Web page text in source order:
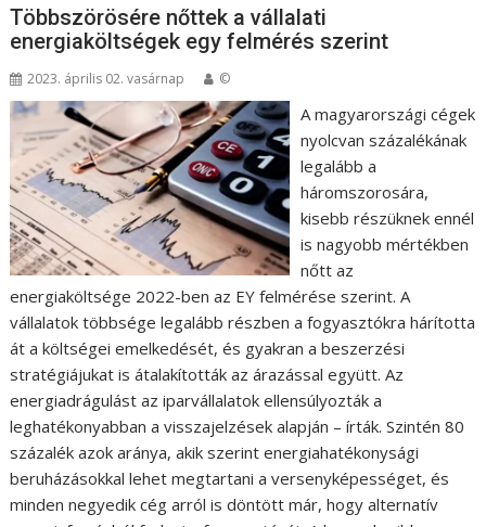
Többszörösére nőttek a vállalati
energiaköltségek egy felmérés szerint
2023. április 02. vasárnap ©
A magyarországi cégek
nyolcvan százalékának
legalább a
háromszorosára,
kisebb részüknek ennél
is nagyobb mértékben
nőtt az
energiaköltsége 2022-ben az EY felmérése szerint. A
vállalatok többsége legalább részben a fogyasztókra hárította
át a költségei emelkedését, és gyakran a beszerzési
stratégiájukat is átalakították az árazással együtt. Az
energiadrágulást az iparvállalatok ellensúlyozták a
leghatékonyabban a visszajelzések alapján – írták. Szintén 80
százalék azok aránya, akik szerint energiahatékonysági
beruházásokkal lehet megtartani a versenyképességet, és
minden negyedik cég arról is döntött már, hogy alternatív